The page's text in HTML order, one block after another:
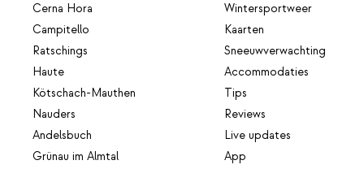
Cerna Hora
Campitello
Ratschings
Haute
Kötschach-Mauthen
Nauders
Andelsbuch
Grünau im Almtal
Wintersportweer
Kaarten
Sneeuwverwachting
Accommodaties
Tips
Reviews
Live updates
App